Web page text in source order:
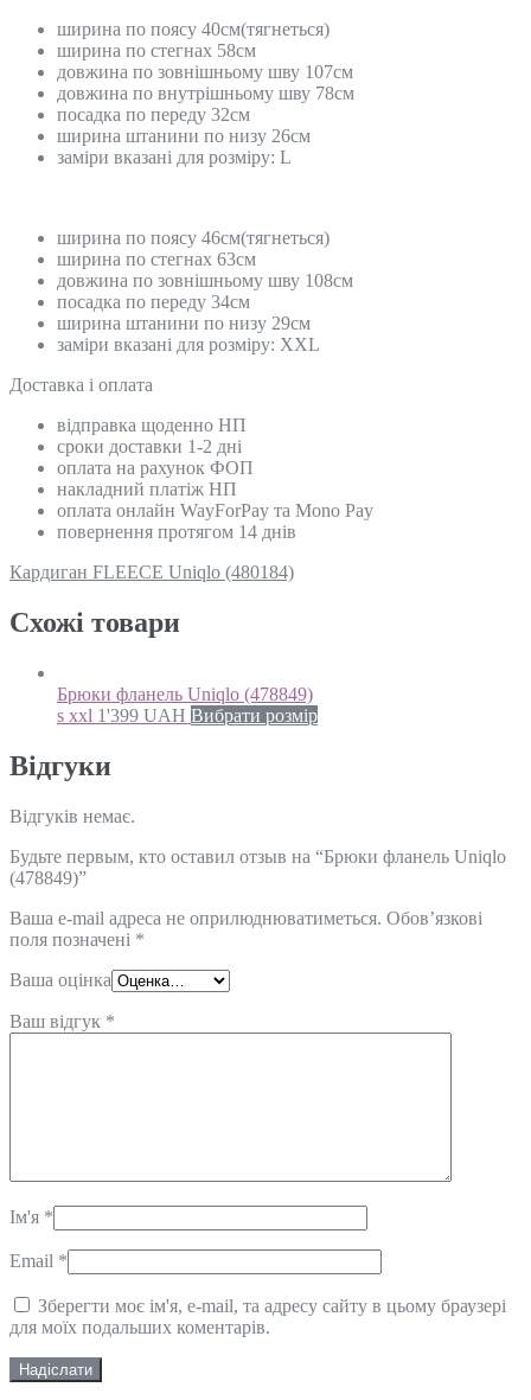
ширина по поясу 40см(тягнеться)
ширина по стегнах 58см
довжина по зовнішньому шву 107см
довжина по внутрішньому шву 78см
посадка по переду 32см
ширина штанини по низу 26см
заміри вказані для розміру: L
ширина по поясу 46см(тягнеться)
ширина по стегнах 63см
довжина по зовнішньому шву 108см
посадка по переду 34см
ширина штанини по низу 29см
заміри вказані для розміру: ХХL
Доставка і оплата
відправка щоденно НП
сроки доставки 1-2 дні
оплата на рахунок ФОП
накладний платіж НП
оплата онлайн WayForPay та Mono Pay
повернення протягом 14 днів
Кардиган FLEECE Uniqlo (480184)
Схожi товари
Брюки фланель Uniqlo (478849)
s xxl 1'399 UAH Вибрати розмір
Відгуки
Відгуків немає.
Будьте первым, кто оставил отзыв на “Брюки фланель Uniqlo
(478849)”
Ваша e-mail адреса не оприлюднюватиметься. Обов’язкові
поля позначені *
Ваша оцінка
Ваш відгук *
Ім'я *
Email *
Зберегти моє ім'я, e-mail, та адресу сайту в цьому браузері
для моїх подальших коментарів.